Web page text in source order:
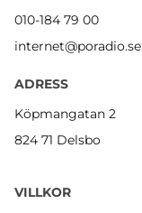
010-184 79 00
internet@poradio.se
ADRESS
Köpmangatan 2
824 71 Delsbo
VILLKOR